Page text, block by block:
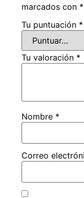
marcados con *
Tu puntuación *
Tu valoración *
Nombre *
Correo